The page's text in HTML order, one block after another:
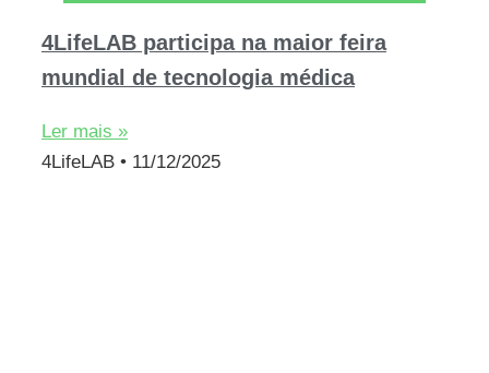
4LifeLAB participa na maior feira
mundial de tecnologia médica
Ler mais »
4LifeLAB
11/12/2025